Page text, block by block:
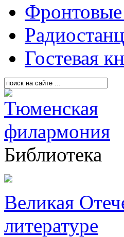
Гостевая
Библиотека
Великая
литературе